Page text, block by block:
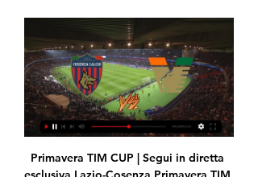
Primavera TIM CUP | Segui in diretta esclusiva Lazio-Cosenza Primavera TIM CUP | Segui in diretta esclusiva Lazio-Cosenza. Fischio d`inizio domani alle ore 11:00. primaveratimvision. laziocosenza. LazioU19. share.S.S. Lazio · 5 ore fa

Pronostici calcio - Mexican Segunda Division - Qui trovi i pronostici Coras De Nayarit FC Cd Tepatitlan De Morelos, Messico, e strumenti utili per realizzare la tua previsione.

Rai Sport - La diretta in streaming video su RaiPlay Ora In Onda su Rai Sport. Diretta Rai Sport. Diretta Rai Sport. Rai Sport, Diretta Live streaming su RaiPlay. Condividi.

Nei dettagli del match offriamo il link per la visione online Dinamo Sassari San Pablo Burgos diretta streaming , sponsorizzato da bet365. Se questa partita di basket è coperta da bet365 live streaming potrai vedere Dinamo Sassari San Pablo Burgos su PC e Mobile - Iphone, Ipad, Android o Windows Phone.

Home / >Streaming# Gil Vicente – Portimonense Live Stream online Free tv Benvenuti › Forum › Prodotti non in catalogo › >Streaming# Gil Vicente – Portimonense Live Stream online Free tv Questo topic ha 0 risposte, 1 partecipante ed è stato aggiornato l'ultima volta 6 mesi, 3 settimane fa da supphopimar1989 .

come seguire la par | Useful Irish Resources Group 3 ore fa — [[[trasmissione in diretta<<<<]==]] Oggi Cosenza Venezia dir 1 minuto fa Cosenza - Venezia in Diretta Streaming Guarda Cosenza - Venezia Live ...

Inter, Conte: "No paragoni tra noi e la Juventus, loro dominano da 8 anni" 22 ore fa | Eurosport Rumors dalla Spagna: secondo Marca Inter-Getafe si potrebbe giocare in campo neutro

2018-1-5 · RADIO VERONA S.R.L. - UNIPERSONALE – Corso Porta Nuova, 67 I-37122 Verona - CF e P.IVA 00554500231 - Rea VR 144156 Reg. Imprese VR - Cap. Soc. €53.792, i.v. Società soggetta a direzione e coordinamento della società Athesis S.P.A Codice Fiscale 00213960230

Venezia - Cosenza: dove vederla in diretta tv, streaming e 11 apr 2021 — Il Venezia ospita il Cosenza nella 33a giornata di Serie B: i lagunari con una vittoria possono sorpassare il Monza e portarsi al quarto ...

Addio a Scaravilli, con Mario Ciuffi nella storia della tv locale in viola Il popolare conduttore si è spento a Firenze a 77 anni. Per anni al timone, su Tvr Teleitalia, di talk show sulla.

Green Gully Cavaliers Oakleigh Cannons in diretta: scopri i risultati della partita Green Gully Cavaliers Oakleigh Cannons live e segui i tabellini in diretta Green Gully Cavaliers Oakleigh Cannons grazie al nostro livescore. Partita di NPL, Victoria giocata il 17/05/19 05:00

Il presidente del Getafe Angel Torres non ha cambiato idea. Ieri notte alla radio spagnola Onda Cero ha detto che la sua squadra non andrà a Milano a giocare contro l’Inter gli ottavi di Europa.

Corriere della Sera Hellas Verona, pareggio a Torino Corriere della Sera Rimonta per i gialloblù nel finale contro i granata, il match si conclude 2-2. Il Var da ragione alla squadra di Pecchia. di Matteo Fontana. di Matteo Fontana. A-A+. shadow. Stampa. Ascolta. Email. VERONA Pareggio di cuore e di gioco, per il Verona. Torino - Hellas Verona, le probabili formazioni | Pecchia recupera.

Serie A - Mauro Meluso, direttore sportivo del Lecce, è intervenuto in diretta a Calcio Napoli 24 Live, trasmissione in diretta su CalcioNapoli 24 Tv.Ecco quanto evidenziato sugli ultimi aggiornamenti del Napoli calcio: “Forza morale e della disperazione dei nostri ragazzi che hanno rimontato la Lazio, una delle migliori squadre del nostro campionato.

hellas verona-torino live: segui la gara in diretta LE SCELTE – Mandorlini, che dovrà fare a meno di Halfredsson, si affida al suo consueto 4-3-3, con Toni riferimento in attacco. A centrocampo dal 1’ parte il giovane Viviani, affiancato da Greco e Sala, mentre in difesa c'è la coppia rocciosa composta da Marquez e …

Sei qui » Ultime Notizie » Calcio in Diretta Streaming Rojadirecta » DIRETTA TV Oggi Liverpool-Atletico Madrid Streaming, PSG-Borussia Dortmund Gratis, dove vedere le partite. Domani Inter.

Guarda la partita Gil Vicente - Portimonense del campionato Portugal: Primeira Liga grauitamente in streaming. Di seguito hai la lista dei Bookmaker che offrono gratuitamente la visione della partita in streaming. E' tutto legale, devi semplicemente registrarti ed avere un credito maggiore di zero, basta anche un centesimo per avere la possibilità di vedere le partite gratuitamente dal loro sito.

Live Cosenza - Venezia - Serie B: Punteggi & Highlights Calcio 6 mag 2023 — Divertitevi con noi a segure Live tutte le maggiori competizioni di questa stagione di sport. Scopri di più. Com'è stata la tua esperienza oggi?

Lecce - Brescia sarà diretta da Piccinini 25 apr 2019. Home; News; Ultime News; Lecce - Brescia sarà diretta da Piccinini; La designazione arbitrale in vista della sfida contro il Lecce. Arbitro Sig. Marco PICCININI della sezione di Forlì; 1° Assistente Sig. Marco BRESMES della sezione di Bergamo;

[LIVE] Segui il risultato Washington Mystics Seattle Storm in diretta della partita con il nostro Livescore Basket. Partita di WNBA giocata in data 02/06/20 00:00.

Serie A Commento in diretta di Hellas Verona v Torino 15 dicembre 2019, comprese tutte le statistiche e gli eventi chiave della partita, aggiornate all'istante.

I risultati del Portimonense è un servizio in tempo reale, si aggiorna in diretta. Prossime partite: 03.06. Portimonense - Gil Vicente, 10.06. Portimonense - Benfica, 16.06. Santa Clara - Portimonense

Calendario Serie A 2019/2020. In questa pagina troverete il calendario della Serie A 2019/2020 con il programma aggiornato di tutte le sfide del nostro campionato per non perdervi nemmeno un’azione della vostra squadra del cuore.. Partite Serie A. La massima serie del campionato di calcio italiano prenderà il via nel weekend del 25 agosto 2019 per concludersi il 24 maggio 2020.

In genere vi è una trasmissione che trasmette l'incontro principale della B con aggiornamenti in tempo reale dei gol (con le immagini) dagli altri campi. Sabato scorso ho seguito Pisa - Albinoleffe. Devo però avvertirti sia che la trasmissione di ogni giornata non è sicura, sia che la qualità della diretta spesso è scadente e piena d'interruzioni.

[LIVE] Segui il risultato IF Sylvia IK Sleipner in diretta della partita con il nostro Livescore Calcio. Partita di Division 2, Sodra Svealand giocata in data 01/05/18 15:00.

L'Unione Italiana Sport Per tutti è un ente di promozione sportiva. Nel sito la presentazione di tutte le attività organizzate, la struttura dell'Unione, news, informazioni, forum e link.

Testa a testa Deportivo Llacuabamba - Ayacucho FC (Peru - Primera) del 13-03-2020, Statistiche su dati storici, eventi ritardatari e frequenti, movimenti quota, grafici per confronto squadre.

Brescia-Lecce dicembre 2019: probabili formazioni ed ultime dai campi del match di Serie A. Pronostico Brescia-Lecce: si gioca per la sedicesima giornata di Serie A. Brescia-Lecce dicembre 2019: pronostico ed ultime dai campi del match di Serie A. Pronostico, statistiche e quote a cura di B-Lab Live! QUI BRESCIA: Corini deve rinunciare a Dessena e […]

Strømsgodset - Stabaek | NM Cupen - 25/05/2016. Quote di chiusura dei bookmaker, tabellino con il risultato finale, statistiche, precedenti e prossime partite. Per offrirti il miglior servizio possibile questo sito utilizza cookie propri e di terze parti.

Sonja Resch è su Facebook. Iscriviti a Facebook per connetterti con Sonja Resch e altre persone che potresti conoscere. Grazie a Facebook puoi mantenere...

Calcio in tv oggi: tutte le partite del 20 gennaio, programma 51 minuti fa — 16.15 Serie B: Cosenza-Venezia (diretta tv su Sky Sport 252, streaming su NOW, SkyGo e DAZN) 16.15 Serie B: Lecco-Pisa (diretta tv su Sky ...

Re: ****Calendario Serie A 2010/11 in diretta Sky1 ore 20.30 mer lug 28, 2010 17:30 Io preferirei esordire con una tosta, magari a Milano col Milan. non si sa mai …

Spesso lo streaming avviene in Flash direttamente nella pagina web con qualità non sempre elevate, ma attraverso software come SopCast, una piattaforma per la distribuzione di trasmissioni televisive che sfrutta le reti P2P, è possibile trovare streaming di qualità elevate, anche se bisogna attendere un pò affinché, all’inizio, il.

inter getafe Sport . E. League. Agli ottavi è derby Italia-Spagna: l’Inter pesca il Getafe, la Roma il Siviglia. 28 Febbraio 2020 redazione 0 Commenti inter getafe, roma siviglia, sorrteggio europa league. Sarà Italia contro Spagna negli ottavi di finale di Europa League.

Il live di Akropolis IF Västerås SK risultati in diretta (e live video streaming online) in tempo reale, inizia il 4.11.2018. alle 14:00 UTC a Spanga IP 1, Stockholm, Sweden in Division 1, Norra, Sweden.

Venezia vs Lecco | Serie B Gol di Tanner Tessmann (Venezia)!. Venezia logo. 58'. Luca Giudici (Lecco) sostituisce Franco Lepore.

Prima di scoprire i migliori siti di calcio in streaming, però, è doveroso ribadire che nessun bookmaker italiano possieda i diritti per trasmettere le partite del calendario Serie A in diretta. Ad oggi, le uniche piattaforme a garantire la diretta streaming del massimo campionato italiano sono SkyGo (l'app della celebre Pay-tv), Now Tv e Dazn.

Torna oggi in campo la Serie A con le partite valide per la 35esima giornata. Di seguito il dettaglio della programmazione del turno, con i match visibili a pagamento, su Sky e Dazn. Notizie dalla.

Venezia-Cosenza Streaming Gratis: dove seguire la Serie 26 ago 2023 — L'incontro sarà visibile in diretta tv su Sky Sport, mentre è disponibile la trasmissione in Streaming su DAZN e NOW TV. Leggi Anche. Serie B, ...

Verona-Torino Streaming – Nel corso della sedicesima giornata del campionato di Serie A, il Verona ospiterà il Torino. Calcio d’inizio in programma alle ore 12.30 di domenica 15 dicembre 2019 nella nella suggestiva cornice dello Stadio Marcantonio Bentegodi.

Live (14) Le mie partite (0) Serie A; Serie B; Premier League; La liga; Ligue 1; Champions League; I risultati in tempo reale; Leg